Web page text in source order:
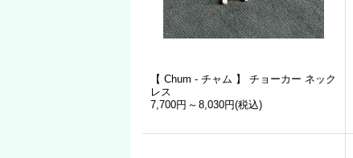
【 Chum - チャム 】 チョーカー ネック
レス
7,700円 ～ 8,030円(税込)